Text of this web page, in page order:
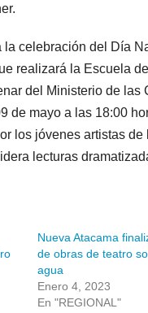
celebración del Día
realizará la Escuela
del Ministerio de las
de mayo a las 18:00
los jóvenes artistas
lecturas
Nueva Atacama
de obras de teatro
agua
Enero 4, 2023
En "REGIONAL"